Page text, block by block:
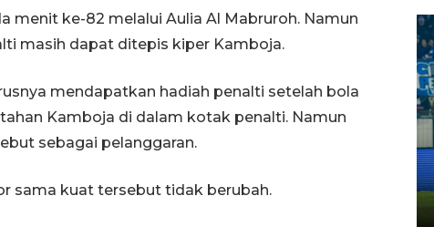
menit ke-82 melalui Aulia Al Mabruroh. Namun
masih dapat ditepis kiper Kamboja.
mendapatkan hadiah penalti setelah bola
Kamboja di dalam kotak penalti. Namun
sebagai pelanggaran.
sama kuat tersebut tidak berubah.
Penutupan latihan bela negara
Balikpapan